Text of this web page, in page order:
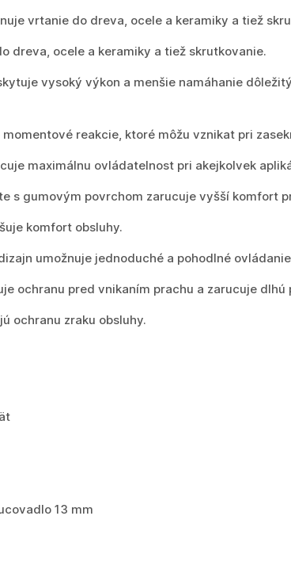
vrtanie do dreva, ocele a keramiky a tiež
dreva, ocele a keramiky a tiež skrutkovanie.
vysoký výkon a menšie namáhanie
reakcie, ktoré môžu vznikat pri
maximálnu ovládatelnost pri akejkolvek
s gumovým povrchom zarucuje vyšší komfort
komfort obsluhy.
umožnuje jednoduché a pohodlné
ochranu pred vnikaním prachu a zarucuje
ochranu zraku obsluhy.
13 mm